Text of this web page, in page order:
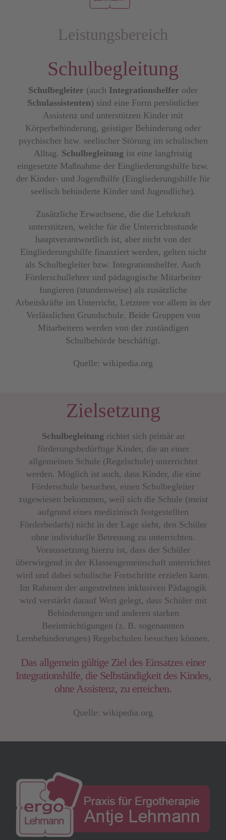
Leistungsbereich
Schulbegleitung
Schulbegleiter (auch Integrationshelfer oder
Schulassistenten) sind eine Form persönlicher
Assistenz und unterstützen Kinder mit
Körperbehinderung, geistiger Behinderung oder
psychischer bzw. seelischer Störung im schulischen
Alltag. Schulbegleitung ist eine langfristig
eingesetzte Maßnahme der Eingliederungshilfe bzw.
der Kinder- und Jugendhilfe (Eingliederungshilfe für
seelisch behinderte Kinder und Jugendliche).
Zusätzliche Erwachsene, die die Lehrkraft
unterstützen, welche für die Unterrichtsstunde
hauptverantwortlich ist, aber nicht von der
Eingliederungshilfe finanziert werden, gelten nicht
als Schulbegleiter bzw. Integrationshelfer. Auch
Förderschullehrer und pädagogische Mitarbeiter
fungieren (stundenweise) als zusätzliche
Arbeitskräfte im Unterricht, Letztere vor allem in der
Verlässlichen Grundschule. Beide Gruppen von
Mitarbeitern werden von der zuständigen
Schulbehörde beschäftigt.
Quelle: wikipedia.org
Zielsetzung
Schulbegleitung richtet sich primär an
förderungsbedürftige Kinder, die an einer
allgemeinen Schule (Regelschule) unterrichtet
werden. Möglich ist auch, dass Kinder, die eine
Förderschule besuchen, einen Schulbegleiter
zugewiesen bekommen, weil sich die Schule (meist
aufgrund eines medizinisch festgestellten
Förderbedarfs) nicht in der Lage sieht, den Schüler
ohne individuelle Betreuung zu unterrichten.
Voraussetzung hierzu ist, dass der Schüler
überwiegend in der Klassengemeinschaft unterrichtet
wird und dabei schulische Fortschritte erzielen kann.
Im Rahmen der angestrebten inklusiven Pädagogik
wird verstärkt darauf Wert gelegt, dass Schüler mit
Behinderungen und anderen starken
Beeinträchtigungen (z. B. sogenannten
Lernbehinderungen) Regelschulen besuchen können.
Das allgemein gültige Ziel des Einsatzes einer
Integrationshilfe, die Selbständigkeit des Kindes,
ohne Assistenz, zu erreichen.
Quelle: wikipedia.org